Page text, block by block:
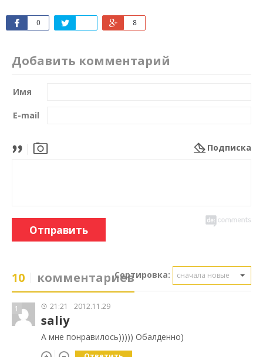
0 8
Добавить комментарий
Имя
E-mail
Подписка
Отправить
10 комментариевСортировка: сначала новые
1 21:21 2012.11.29
saliy
А мне понравилось))))) Обалденно)